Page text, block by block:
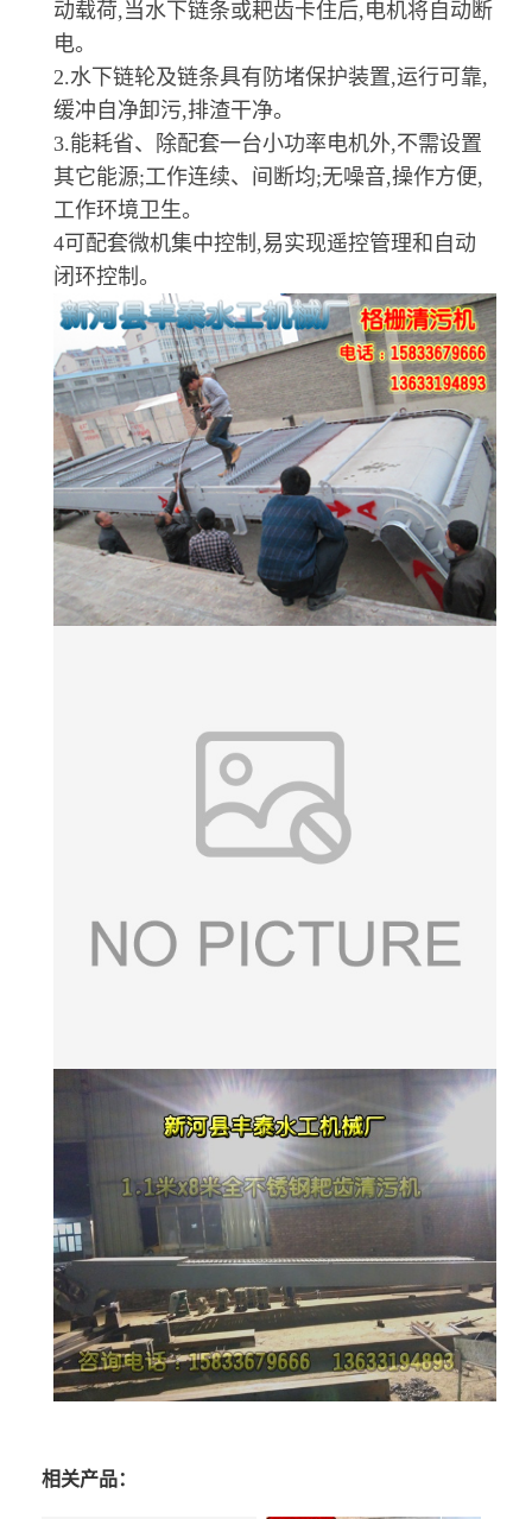
动载荷,当水下链条或耙齿卡住后,电机将自动断
电。
2.水下链轮及链条具有防堵保护装置,运行可靠,
缓冲自净卸污,排渣干净。
3.能耗省、除配套一台小功率电机外,不需设置
其它能源;工作连续、间断均;无噪音,操作方便,
工作环境卫生。
4可配套微机集中控制,易实现遥控管理和自动
闭环控制。
相关产品：